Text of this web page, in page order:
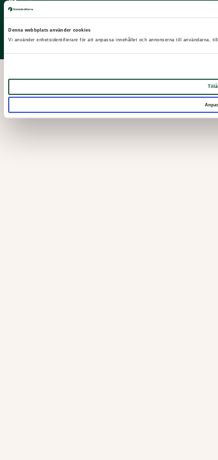
Denna webbplats använder cookies
Vi använder enhetsidentifierare för att anpassa innehållet och annonserna till användarna,
X
Facebook
LinkedIn